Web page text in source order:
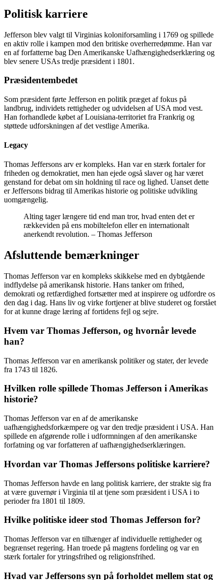
Politisk karriere
Jefferson blev valgt til Virginias koloniforsamling i 1769 og spillede
en aktiv rolle i kampen mod den britiske overherredømme. Han var
en af forfatterne bag Den Amerikanske Uafhængighedserklæring og
blev senere USAs tredje præsident i 1801.
Præsidentembedet
Som præsident førte Jefferson en politik præget af fokus på
landbrug, individets rettigheder og udvidelsen af USA mod vest.
Han forhandlede købet af Louisiana-territoriet fra Frankrig og
støttede udforskningen af det vestlige Amerika.
Legacy
Thomas Jeffersons arv er kompleks. Han var en stærk fortaler for
friheden og demokratiet, men han ejede også slaver og har været
genstand for debat om sin holdning til race og lighed. Uanset dette
er Jeffersons bidrag til Amerikas historie og politiske udvikling
uomgængelig.
Alting tager længere tid end man tror, hvad enten det er
rækkeviden på ens mobiltelefon eller en internationalt
anerkendt revolution. – Thomas Jefferson
Afsluttende bemærkninger
Thomas Jefferson var en kompleks skikkelse med en dybtgående
indflydelse på amerikansk historie. Hans tanker om frihed,
demokrati og retfærdighed fortsætter med at inspirere og udfordre os
den dag i dag. Hans liv og virke fortjener at blive studeret og forstået
for at kunne drage læring af fortidens fejl og sejre.
Hvem var Thomas Jefferson, og hvornår levede
han?
Thomas Jefferson var en amerikansk politiker og stater, der levede
fra 1743 til 1826.
Hvilken rolle spillede Thomas Jefferson i Amerikas
historie?
Thomas Jefferson var en af de amerikanske
uafhængighedsforkæmpere og var den tredje præsident i USA. Han
spillede en afgørende rolle i udformningen af den amerikanske
forfatning og var forfatteren af uafhængighedserklæringen.
Hvordan var Thomas Jeffersons politiske karriere?
Thomas Jefferson havde en lang politisk karriere, der strakte sig fra
at være guvernør i Virginia til at tjene som præsident i USA i to
perioder fra 1801 til 1809.
Hvilke politiske ideer stod Thomas Jefferson for?
Thomas Jefferson var en tilhænger af individuelle rettigheder og
begrænset regering. Han troede på magtens fordeling og var en
stærk fortaler for ytringsfrihed og religionsfrihed.
Hvad var Jeffersons syn på forholdet mellem stat og